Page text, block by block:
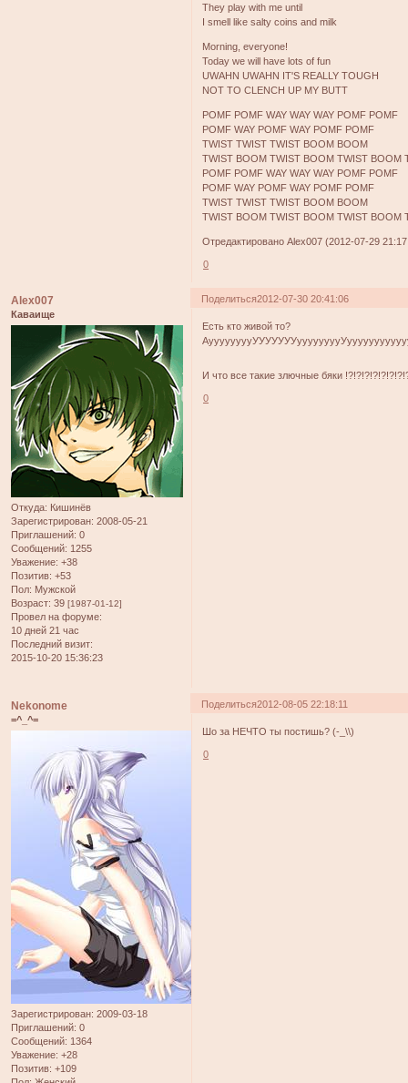
They play with me until
I smell like salty coins and milk
Morning, everyone!
Today we will have lots of fun
UWAHN UWAHN IT'S REALLY TOUGH
NOT TO CLENCH UP MY BUTT
POMF POMF WAY WAY WAY POMF POMF
POMF WAY POMF WAY POMF POMF
TWIST TWIST TWIST BOOM BOOM
TWIST BOOM TWIST BOOM TWIST BOOM
POMF POMF WAY WAY WAY POMF POMF
POMF WAY POMF WAY POMF POMF
TWIST TWIST TWIST BOOM BOOM
TWIST BOOM TWIST BOOM TWIST BOOM
Отредактировано Alex007 (2012-07-29
0
Поделиться2012-07-30 20:41:06
Alex007
Каваище
Откуда: Кишинёв
Зарегистрирован: 2008-05-21
Приглашений: 0
Сообщений: 1255
Уважение: +38
Позитив: +53
Пол: Мужской
Возраст: 39 [1987-01-12]
Провел на форуме:
10 дней 21 час
Последний визит:
2015-10-20 15:36:23
Есть кто живой то?
И что все такие злючные бяки
0
Поделиться2012-08-05 22:18:11
Nekonome
=^_^=
Зарегистрирован: 2009-03-18
Приглашений: 0
Сообщений: 1364
Уважение: +28
Позитив: +109
Шо за НЕЧТО ты постишь? (-_\\)
0